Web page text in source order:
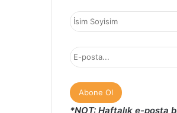
*NOT: Haftalık e-posta